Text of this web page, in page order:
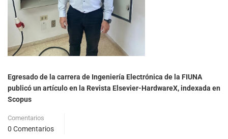
Egresado de la carrera de Ingeniería Electrónica de la FIUNA
publicó un artículo en la Revista Elsevier-HardwareX, indexada en
Scopus
Comentarios
0 Comentarios